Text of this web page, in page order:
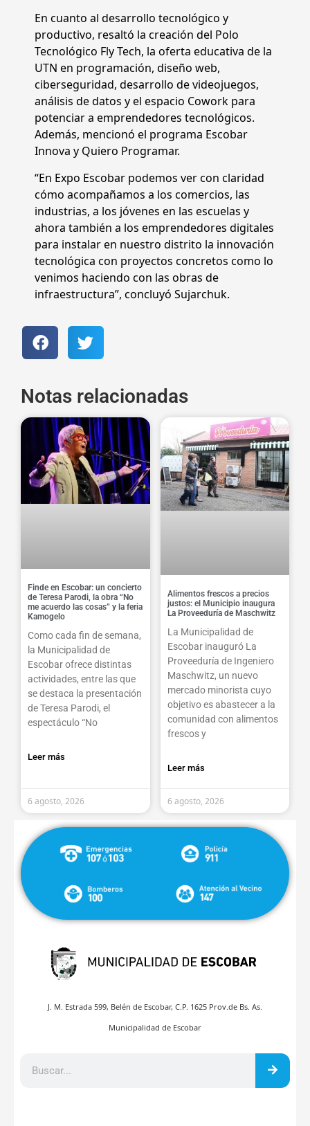
En cuanto al desarrollo tecnológico y
productivo, resaltó la creación del Polo
Tecnológico Fly Tech, la oferta educativa de la
UTN en programación, diseño web,
ciberseguridad, desarrollo de videojuegos,
análisis de datos y el espacio Cowork para
potenciar a emprendedores tecnológicos.
Además, mencionó el programa Escobar
Innova y Quiero Programar.
“En Expo Escobar podemos ver con claridad
cómo acompañamos a los comercios, las
industrias, a los jóvenes en las escuelas y
ahora también a los emprendedores digitales
para instalar en nuestro distrito la innovación
tecnológica con proyectos concretos como lo
venimos haciendo con las obras de
infraestructura”, concluyó Sujarchuk.
Notas relacionadas
Finde en Escobar: un concierto
de Teresa Parodi, la obra “No
me acuerdo las cosas” y la feria
Kamogelo
Como cada fin de semana,
la Municipalidad de
Escobar ofrece distintas
actividades, entre las que
se destaca la presentación
de Teresa Parodi, el
espectáculo “No
Leer más
6 agosto, 2026
Alimentos frescos a precios
justos: el Municipio inaugura
La Proveeduría de Maschwitz
La Municipalidad de
Escobar inauguró La
Proveeduría de Ingeniero
Maschwitz, un nuevo
mercado minorista cuyo
objetivo es abastecer a la
comunidad con alimentos
frescos y
Leer más
6 agosto, 2026
J. M. Estrada 599, Belén de Escobar, C.P. 1625 Prov.de Bs. As.
Municipalidad de Escobar